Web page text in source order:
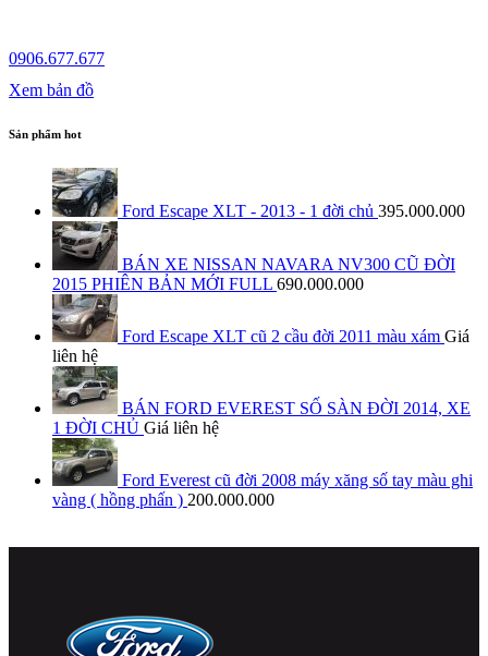
0906.677.677
Xem bản đồ
Sản phẩm hot
Ford Escape XLT - 2013 - 1 đời chủ 395.000.000
BÁN XE NISSAN NAVARA NV300 CŨ ĐỜI
2015 PHIÊN BẢN MỚI FULL 690.000.000
Ford Escape XLT cũ 2 cầu đời 2011 màu xám Giá
liên hệ
BÁN FORD EVEREST SỐ SÀN ĐỜI 2014, XE
1 ĐỜI CHỦ Giá liên hệ
Ford Everest cũ đời 2008 máy xăng số tay màu ghi
vàng ( hồng phấn ) 200.000.000